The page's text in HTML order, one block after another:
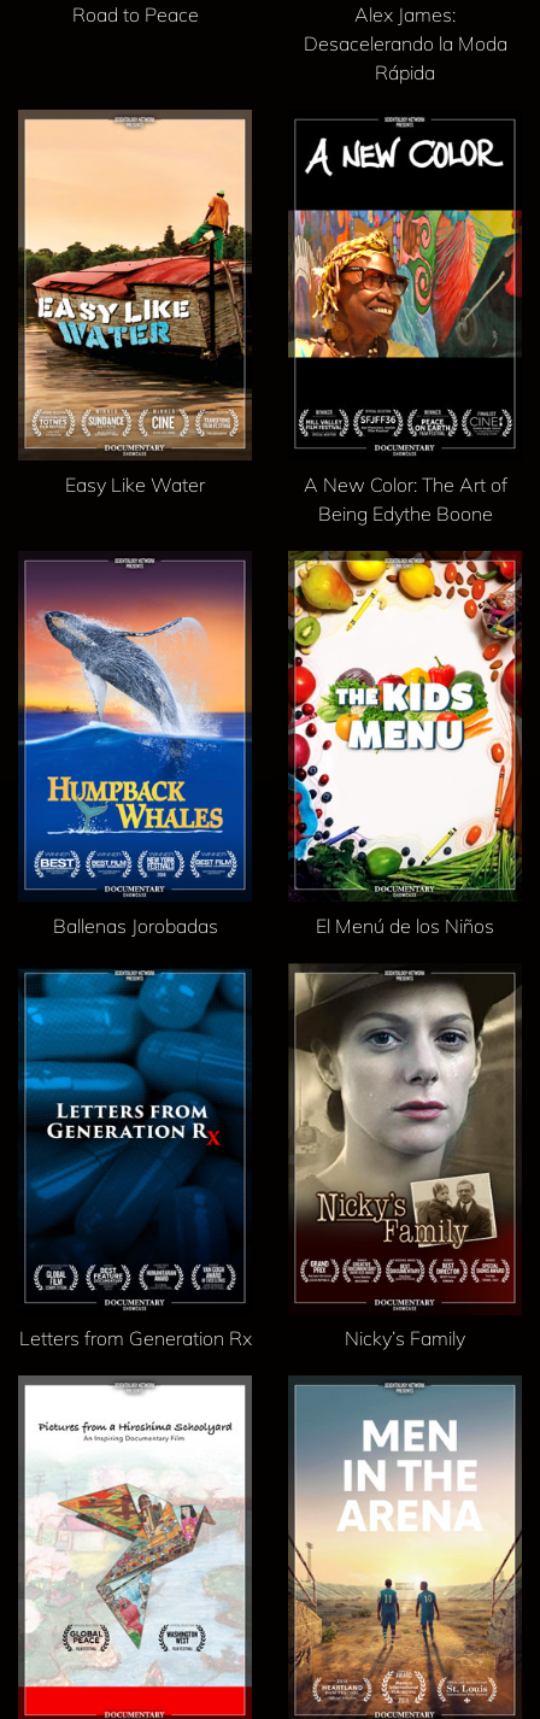
Road to Peace
Alex James:
Desacelerando la Moda
Rápida
Easy Like Water
A New Color: The Art of
Being Edythe Boone
Ballenas Jorobadas El Menú de los Niños
Letters from Generation Rx Nicky’s Family